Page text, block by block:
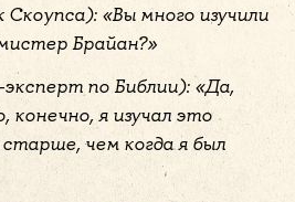
«Вы много изучили
Брайан?»
по Библии): «Да,
конечно, я изучал это
чем когда я был